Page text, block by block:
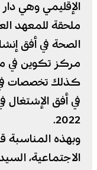
ملحقة للمعهد
الصحة في أفق
مركز تكوين في
في أفق الإشتغال
2022.
وبهذه المناسبة
الاجتماعية،